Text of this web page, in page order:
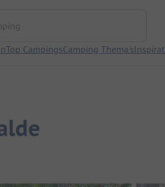
Top CampingsCamping Thema's